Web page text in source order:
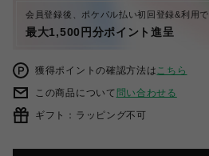
会員登録後、ポケパル払い初回登録&利用で
最大1,500円分ポイント進呈
獲得ポイントの確認方法はこちら
この商品について 問い合わせる
ギフト：ラッピング不可